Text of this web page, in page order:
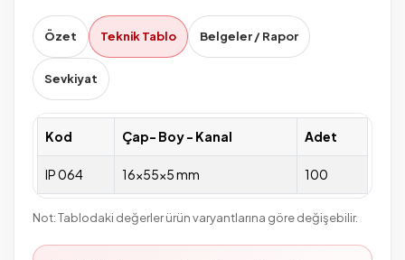
Özet Teknik Tablo Belgeler / Rapor
Sevkiyat
Kod Çap- Boy - Kanal Adet
IP 064 16x55x5 mm 100
Not: Tablodaki değerler ürün varyantlarına göre değişebilir.